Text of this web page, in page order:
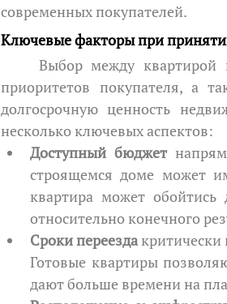
современных покупателей.
Ключевые факторы при
приоритетов покупателя, а
долгосрочную ценность
несколько ключевых аспектов:
Доступный бюджет
строящемся доме может
квартира может
относительно конечного
Сроки переезда критически
Готовые квартиры
дают больше времени на